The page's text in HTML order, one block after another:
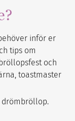
inför er
tips om
och
toastmaster
drömbröllop.